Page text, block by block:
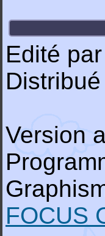
Edité
Version
FOCUS